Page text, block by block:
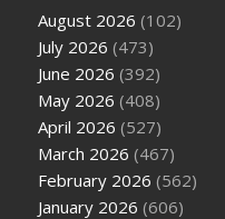
August 2026 (102)
July 2026 (473)
June 2026 (392)
May 2026 (408)
April 2026 (527)
March 2026 (467)
February 2026 (562)
January 2026 (606)